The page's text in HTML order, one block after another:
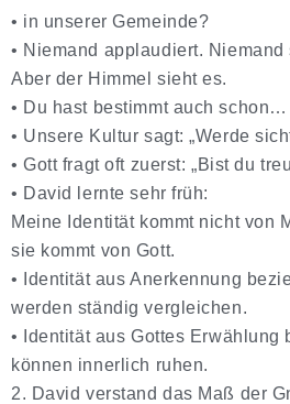
• in unserer Gemeinde?
• Niemand applaudiert. Niemand
Aber der Himmel sieht es.
• Du hast bestimmt auch schon…
• Unsere Kultur sagt: „Werde
• Gott fragt oft zuerst: „Bist du
• David lernte sehr früh:
Meine Identität kommt nicht von
sie kommt von Gott.
• Identität aus Anerkennung
werden ständig vergleichen.
• Identität aus Gottes Erwählung
können innerlich ruhen.
2. David verstand das Maß der